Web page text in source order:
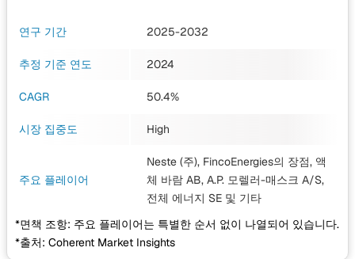
연구 기간 2025-2032
추정 기준 연도 2024
CAGR 50.4%
시장 집중도 High
주요 플레이어
Neste (주), FincoEnergies의 장점, 액
체 바람 AB, A.P. 모렐러-매스크 A/S,
전체 에너지 SE 및 기타
*면책 조항: 주요 플레이어는 특별한 순서 없이 나열되어 있습니다.
*출처: Coherent Market Insights